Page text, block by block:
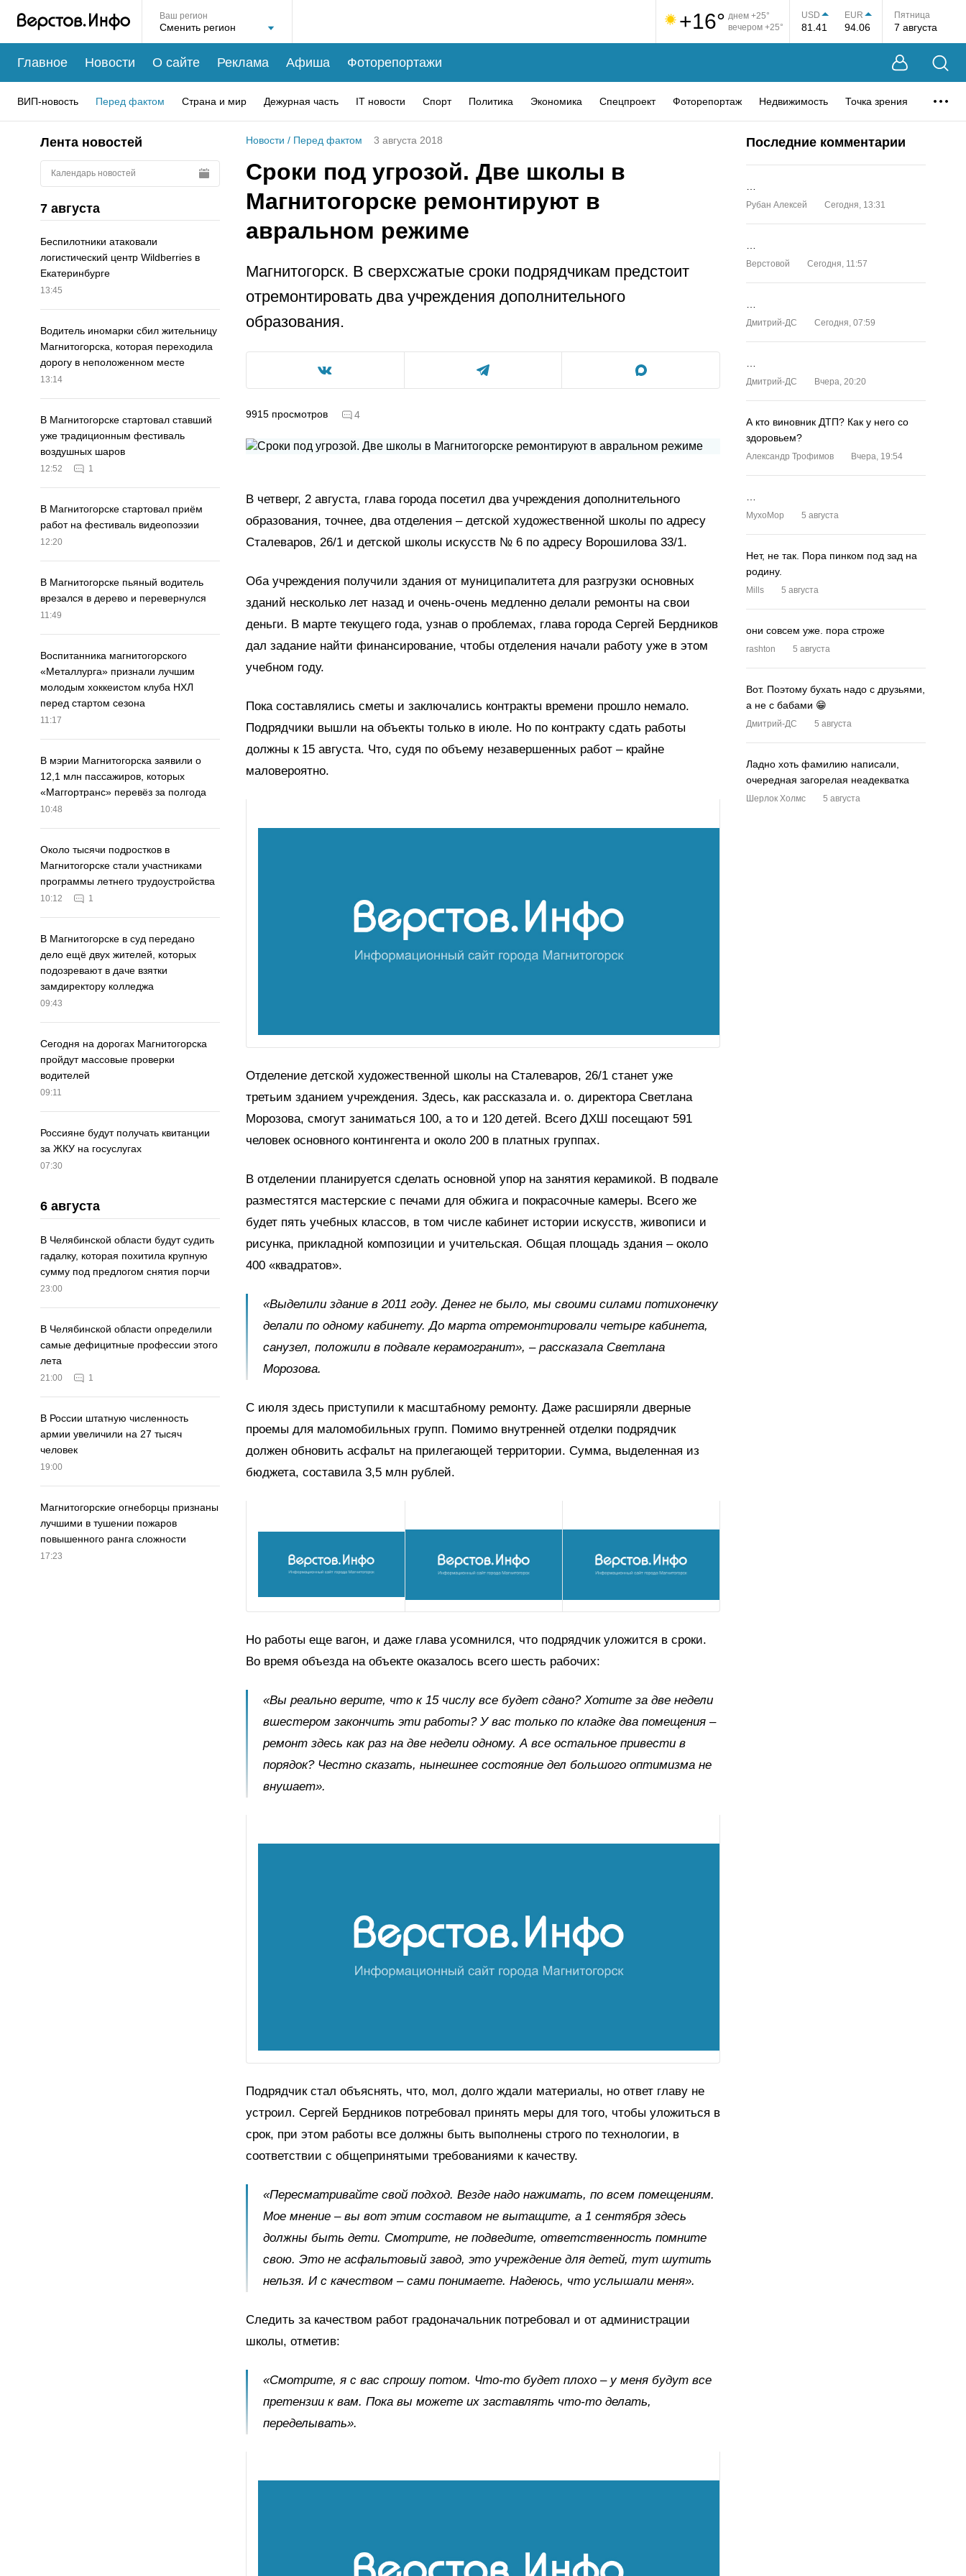
Ваш регион +16° днем +25°
вечером +25°
USD
81.41
EUR
94.06
Пятница
7 августа
Главное Новости О сайте Реклама Афиша Фоторепортажи
ВИП-новость Перед фактом Страна и мир Дежурная часть IT новости Спорт Политика Экономика Спецпроект Фоторепортаж Недвижимость Точка зрения
Лента новостей
Календарь новостей
7 августа
Беспилотники атаковали
логистический центр Wildberries в
Екатеринбурге
13:45
Водитель иномарки сбил жительницу
Магнитогорска, которая переходила
дорогу в неположенном месте
13:14
В Магнитогорске стартовал ставший
уже традиционным фестиваль
воздушных шаров
12:52 1
В Магнитогорске стартовал приём
работ на фестиваль видеопоэзии
12:20
В Магнитогорске пьяный водитель
врезался в дерево и перевернулся
11:49
Воспитанника магнитогорского
«Металлурга» признали лучшим
молодым хоккеистом клуба НХЛ
перед стартом сезона
11:17
В мэрии Магнитогорска заявили о
12,1 млн пассажиров, которых
«Маггортранс» перевёз за полгода
10:48
Около тысячи подростков в
Магнитогорске стали участниками
программы летнего трудоустройства
10:12 1
В Магнитогорске в суд передано
дело ещё двух жителей, которых
подозревают в даче взятки
замдиректору колледжа
09:43
Сегодня на дорогах Магнитогорска
пройдут массовые проверки
водителей
09:11
Россияне будут получать квитанции
за ЖКУ на госуслугах
07:30
6 августа
В Челябинской области будут судить
гадалку, которая похитила крупную
сумму под предлогом снятия порчи
23:00
В Челябинской области определили
самые дефицитные профессии этого
лета
21:00 1
В России штатную численность
армии увеличили на 27 тысяч
человек
19:00
Магнитогорские огнеборцы признаны
лучшими в тушении пожаров
повышенного ранга сложности
17:23
Новости / Перед фактом 3 августа 2018
Сроки под угрозой. Две школы в
Магнитогорске ремонтируют в
авральном режиме
Магнитогорск. В сверхсжатые сроки подрядчикам предстоит
отремонтировать два учреждения дополнительного
образования.
9915 просмотров 4
В четверг, 2 августа, глава города посетил два учреждения дополнительного
образования, точнее, два отделения – детской художественной школы по адресу
Сталеваров, 26/1 и детской школы искусств № 6 по адресу Ворошилова 33/1.
Оба учреждения получили здания от муниципалитета для разгрузки основных
зданий несколько лет назад и очень-очень медленно делали ремонты на свои
деньги. В марте текущего года, узнав о проблемах, глава города Сергей Бердников
дал задание найти финансирование, чтобы отделения начали работу уже в этом
учебном году.
Пока составлялись сметы и заключались контракты времени прошло немало.
Подрядчики вышли на объекты только в июле. Но по контракту сдать работы
должны к 15 августа. Что, судя по объему незавершенных работ – крайне
маловероятно.
Отделение детской художественной школы на Сталеваров, 26/1 станет уже
третьим зданием учреждения. Здесь, как рассказала и. о. директора Светлана
Морозова, смогут заниматься 100, а то и 120 детей. Всего ДХШ посещают 591
человек основного контингента и около 200 в платных группах.
В отделении планируется сделать основной упор на занятия керамикой. В подвале
разместятся мастерские с печами для обжига и покрасочные камеры. Всего же
будет пять учебных классов, в том числе кабинет истории искусств, живописи и
рисунка, прикладной композиции и учительская. Общая площадь здания – около
400 «квадратов».
«Выделили здание в 2011 году. Денег не было, мы своими силами потихонечку
делали по одному кабинету. До марта отремонтировали четыре кабинета,
санузел, положили в подвале керамогранит», – рассказала Светлана
Морозова.
С июля здесь приступили к масштабному ремонту. Даже расширяли дверные
проемы для маломобильных групп. Помимо внутренней отделки подрядчик
должен обновить асфальт на прилегающей территории. Сумма, выделенная из
бюджета, составила 3,5 млн рублей.
Но работы еще вагон, и даже глава усомнился, что подрядчик уложится в сроки.
Во время объезда на объекте оказалось всего шесть рабочих:
«Вы реально верите, что к 15 числу все будет сдано? Хотите за две недели
вшестером закончить эти работы? У вас только по кладке два помещения –
ремонт здесь как раз на две недели одному. А все остальное привести в
порядок? Честно сказать, нынешнее состояние дел большого оптимизма не
внушает».
Подрядчик стал объяснять, что, мол, долго ждали материалы, но ответ главу не
устроил. Сергей Бердников потребовал принять меры для того, чтобы уложиться в
срок, при этом работы все должны быть выполнены строго по технологии, в
соответствии с общепринятыми требованиями к качеству.
«Пересматривайте свой подход. Везде надо нажимать, по всем помещениям.
Мое мнение – вы вот этим составом не вытащите, а 1 сентября здесь
должны быть дети. Смотрите, не подведите, ответственность помните
свою. Это не асфальтовый завод, это учреждение для детей, тут шутить
нельзя. И с качеством – сами понимаете. Надеюсь, что услышали меня».
Следить за качеством работ градоначальник потребовал и от администрации
школы, отметив:
«Смотрите, я с вас спрошу потом. Что-то будет плохо – у меня будут все
претензии к вам. Пока вы можете их заставлять что-то делать,
переделывать».
Последние комментарии
Рубан Алексей Сегодня, 13:31
Верстовой Сегодня, 11:57
Дмитрий-ДС Сегодня, 07:59
Дмитрий-ДС Вчера, 20:20
А кто виновник ДТП? Как у него со
здоровьем?
Александр Трофимов Вчера, 19:54
MyxoMop 5 августа
Нет, не так. Пора пинком под зад на
родину.
Mills 5 августа
они совсем уже. пора строже
rashton 5 августа
Вот. Поэтому бухать надо с друзьями,
а не с бабами 😁
Дмитрий-ДС 5 августа
Ладно хоть фамилию написали,
очередная загорелая неадекватка
Шерлок Холмс 5 августа